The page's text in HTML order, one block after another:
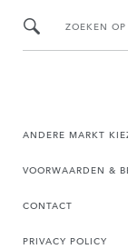
ZOEKEN
ANDERE MARKT
VOORWAARDEN &
CONTACT
PRIVACY POLICY